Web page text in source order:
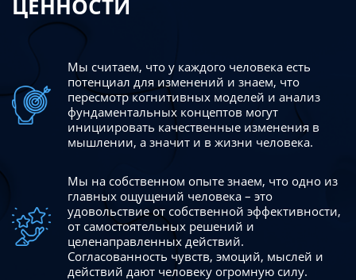
ЦЕННОСТИ
Мы считаем, что у каждого человека есть
потенциал для изменений и знаем, что
пересмотр когнитивных моделей и анализ
фундаментальных концептов могут
инициировать качественные изменения в
мышлении, а значит и в жизни человека.
Мы на собственном опыте знаем, что одно из
главных ощущений человека – это
удовольствие от собственной эффективности,
от самостоятельных решений и
целенаправленных действий.
Согласованность чувств, эмоций, мыслей и
действий дают человеку огромную силу.